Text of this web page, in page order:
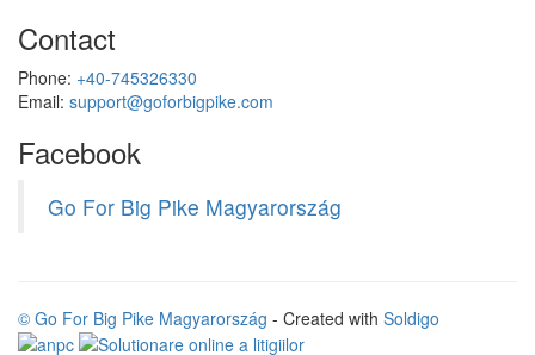
Contact
Phone: +40-745326330
Email: support@goforbigpike.com
Facebook
Go For Big Pike Magyarország
© Go For Big Pike Magyarország - Created with Soldigo